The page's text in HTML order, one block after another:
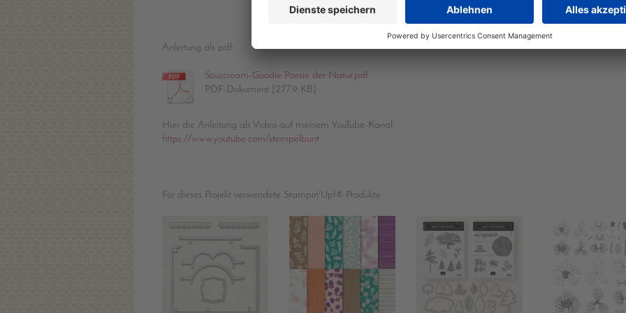
Sourcream-Goodie "Poesie der
Anleitung als pdf:
Sourcream-Goodie Poesie der Natur.pdf
PDF-Dokument [277.9 KB]
Hier die Anleitung als Video auf meinem YouTube-Kanal:
https://www.youtube.com/stempelbunt
Für dieses Projekt verwendete Stampin'Up!® Produkte